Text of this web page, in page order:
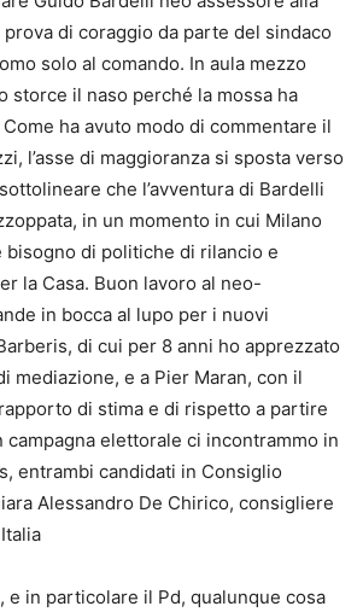
prova di coraggio da parte del sindaco
solo al comando. In aula mezzo
storce il naso perché la mossa ha
ha avuto modo di commentare il
l’asse di maggioranza si sposta verso
che l’avventura di Bardelli
in un momento in cui Milano
bisogno di politiche di rilancio e
la Casa. Buon lavoro al neo-
in bocca al lupo per i nuovi
di cui per 8 anni ho apprezzato
mediazione, e a Pier Maran, con il
di stima e di rispetto a partire
campagna elettorale ci incontrammo in
entrambi candidati in Consiglio
Alessandro De Chirico, consigliere
e in particolare il Pd, qualunque cosa